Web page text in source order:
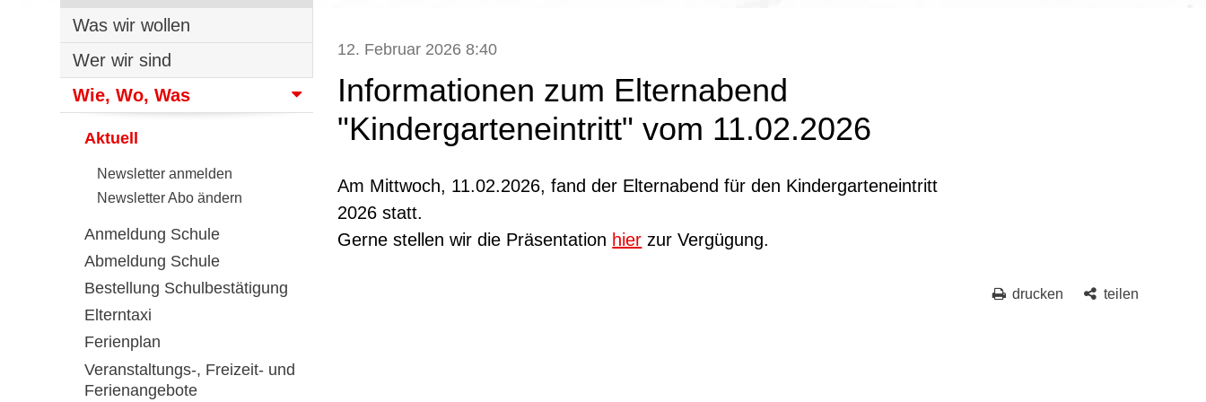
Was wir wollen
Wer wir sind
Wie, Wo, Was
Aktuell
Newsletter anmelden
Newsletter Abo ändern
Anmeldung Schule
Abmeldung Schule
Bestellung Schulbestätigung
Elterntaxi
Ferienplan
Veranstaltungs-, Freizeit- und
Ferienangebote
12. Februar 2026 8:40
Informationen zum Elternabend
"Kindergarteneintritt" vom 11.02.2026
Am Mittwoch, 11.02.2026, fand der Elternabend für den Kindergarteneintritt
2026 statt.
Gerne stellen wir die Präsentation hier zur Vergügung.
drucken teilen